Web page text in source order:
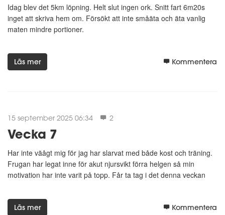
Idag blev det 5km löpning. Helt slut ingen ork. Snitt fart 6m20s
inget att skriva hem om. Försökt att inte småäta och äta vanlig
maten mindre portioner.
Läs mer Kommentera
15 september 2025 06:34 2
Vecka 7
Har inte väågt mig för jag har slarvat med både kost och träning.
Frugan har legat inne för akut njursvikt förra helgen så min
motivation har inte varit på topp. Får ta tag i det denna veckan
Läs mer Kommentera